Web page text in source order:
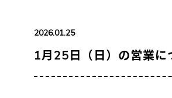
2026.01.25
1月25日（日）の営業に